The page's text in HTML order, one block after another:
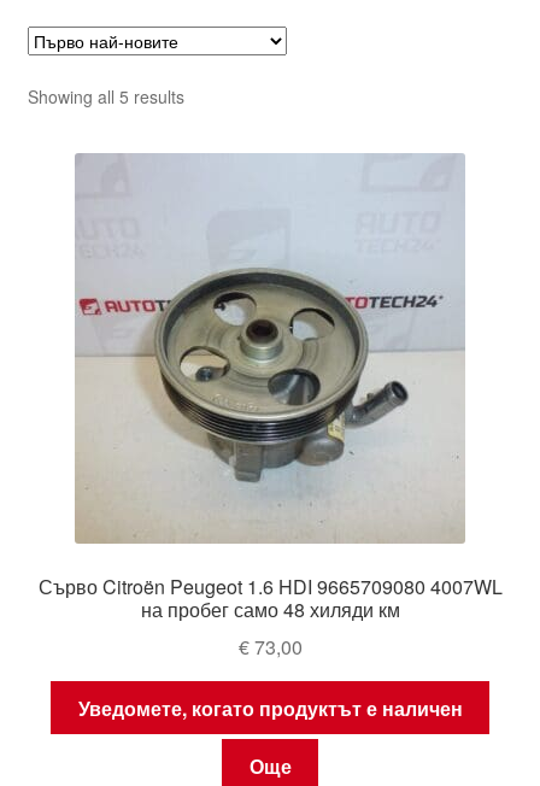
Showing all 5 resultsSorted
latest
Сърво Citroën Peugeot 1.6 HDI 9665709080 4007WL
на пробег само 48 хиляди км
€73,00
Уведомете, когато продуктът е наличен
Още